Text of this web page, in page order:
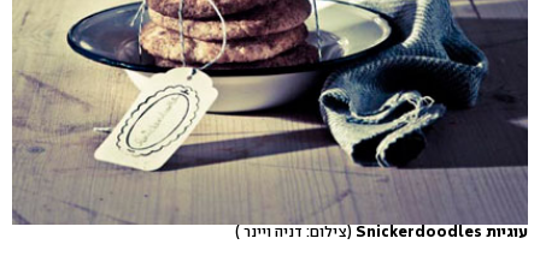
עוגיות Snickerdoodles (צילום: דניה ויינר )